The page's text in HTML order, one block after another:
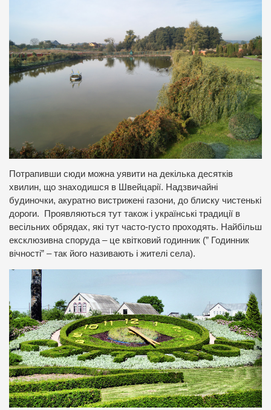
Потрапивши сюди можна уявити на декілька десятків
хвилин, що знаходишся в Швейцарії. Надзвичайні
будиночки, акуратно вистрижені газони, до блиску чистенькі
дороги. Проявляються тут також і українські традиції в
весільних обрядах, які тут часто-густо проходять. Найбільш
ексклюзивна споруда – це квітковий годинник (” Годинник
вічності” – так його називають і жителі села).